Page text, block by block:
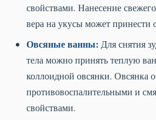
свойствами. Нанесение
вера на укусы может принести
Овсяные ванны: Для снятия
тела можно принять теплую
коллоидной овсянки. Овсянка
противовоспалительными и
свойствами.